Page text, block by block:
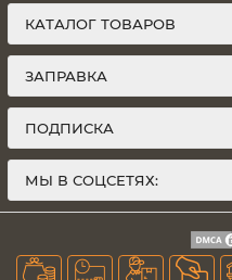
КАТАЛОГ ТОВАРОВ
ЗАПРАВКА
ПОДПИСКА
МЫ В СОЦСЕТЯХ: